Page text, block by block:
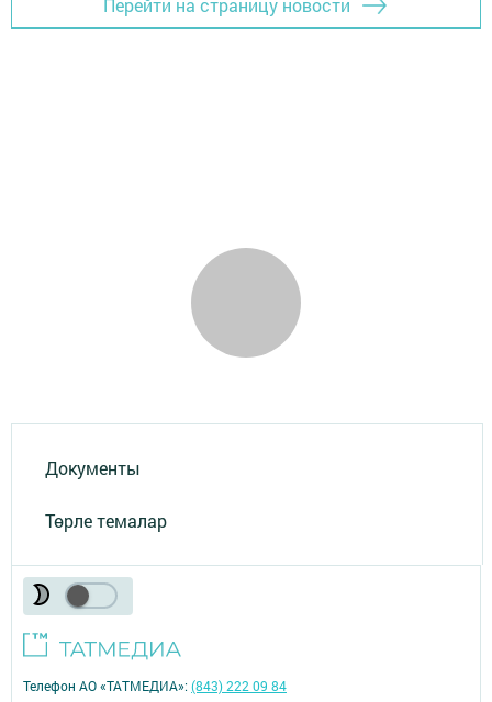
Перейти на страницу новости
Документы
Төрле темалар
Телефон АО «ТАТМЕДИА»:(843) 222 09 84